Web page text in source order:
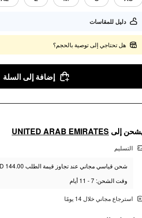
دليل للمقاسات
هل تحتاجي إلى توصية بالحجم؟
إضافة إلى السلة
إلى UNITED ARAB EMIRATES
التسليم
شحن قياسي مجاني عند تجاوز قيمة الطلب AED 144.00
وقت الشحن: 7 - 11 أيام
استرجاع مجاني خلال 14 يومًا